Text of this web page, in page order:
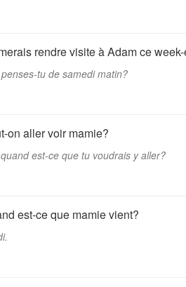
rendre visite à Adam ce
tu de samedi matin?
on aller voir mamie?
est-ce que tu voudrais y aller?
est-ce que mamie vient?